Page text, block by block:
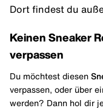
Dort findest du
Keinen Sneaker
verpassen
Du möchtest diesen
verpassen, oder über
werden? Dann hol dir